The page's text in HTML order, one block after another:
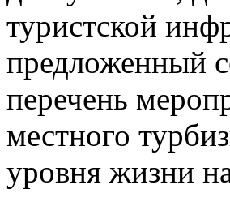
туристской
предложенный
перечень
местного
уровня жизни